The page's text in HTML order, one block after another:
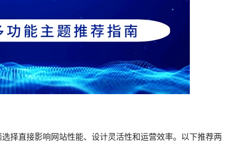
择直接影响网站性能、设计灵活性和运营效率。以下推荐两